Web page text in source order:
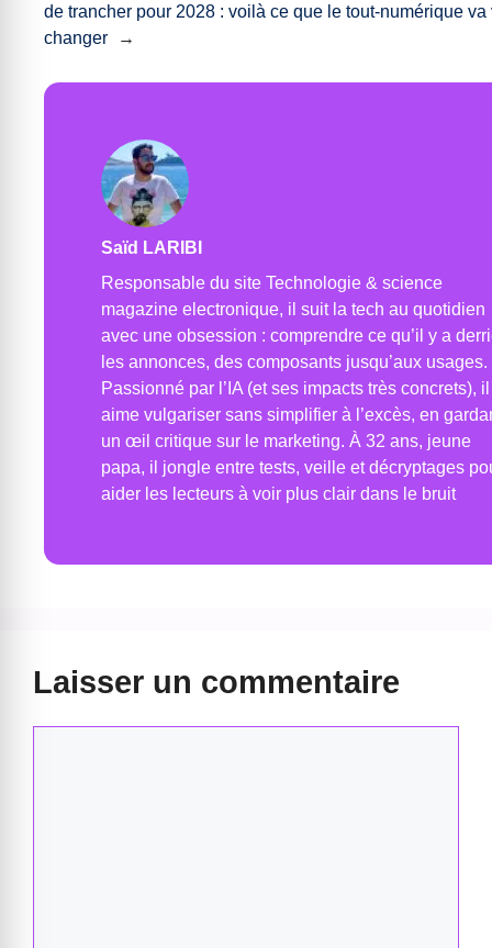
de trancher pour 2028 : voilà ce que le tout-numérique va
changer
→
Saïd LARIBI
Responsable du site Technologie & science
magazine electronique, il suit la tech au quotidien
avec une obsession : comprendre ce qu’il y a
les annonces, des composants jusqu’aux usages.
Passionné par l’IA (et ses impacts très concrets), il
aime vulgariser sans simplifier à l’excès, en
un œil critique sur le marketing. À 32 ans, jeune
papa, il jongle entre tests, veille et décryptages
aider les lecteurs à voir plus clair dans le bruit
Laisser un commentaire